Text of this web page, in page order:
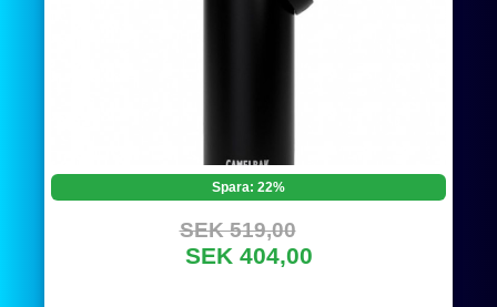
Spara: 22%
SEK 519,00
SEK 404,00